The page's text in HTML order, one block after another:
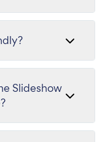
Slideshow